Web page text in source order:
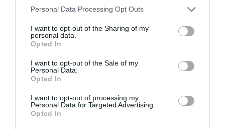
Personal Data Processing Opt Outs
I want to opt-out of the Sharing of my
personal data.
Opted In
I want to opt-out of the Sale of my
Personal Data.
Opted In
I want to opt-out of processing my
Personal Data for Targeted Advertising.
Opted In
Asasinul a fost